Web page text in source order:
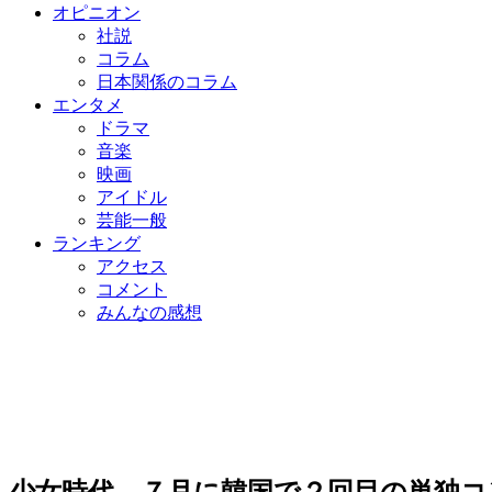
オピニオン
社説
コラム
日本関係のコラム
エンタメ
ドラマ
音楽
映画
アイドル
芸能一般
ランキング
アクセス
コメント
みんなの感想